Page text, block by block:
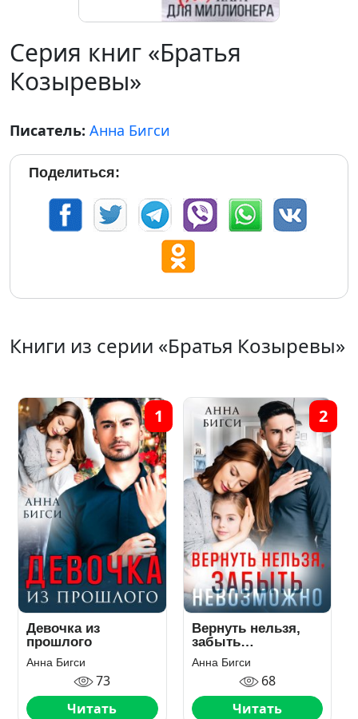
Серия книг «Братья
Козыревы»
Писатель: Анна Бигси
Поделиться:
Книги из серии «Братья Козыревы»
Девочка из
прошлого
Анна Бигси
73
Читать
1
Вернуть нельзя,
забыть
невозможно
Анна Бигси
68
Читать
2